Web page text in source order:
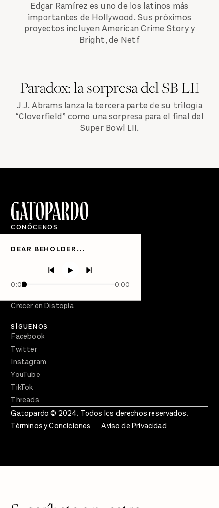
Edgar Ramírez es uno de los latinos más
importantes de Hollywood. Sus próximos
proyectos incluyen American Crime Story y
Bright, de Netf
Paradox: la sorpresa del SB LII
J.J. Abrams lanza la tercera parte de su trilogía
“Cloverfield” como una sorpresa para el final del
Super Bowl LII.
DEAR BEHOLDER...
0:00 0:00
CONÓCENOS
Quiénes Somos
Directorio
PÓDCASTS
Semanario Gatopardo
Crecer en Distopía
SÍGUENOS
Facebook
Twitter
Instagram
YouTube
TikTok
Threads
Gatopardo © 2024. Todos los derechos reservados.
Términos y Condiciones
Aviso de Privacidad